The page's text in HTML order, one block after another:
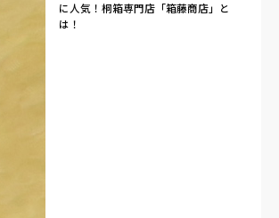
に人気！桐箱専門店「箱藤商店」と
は！